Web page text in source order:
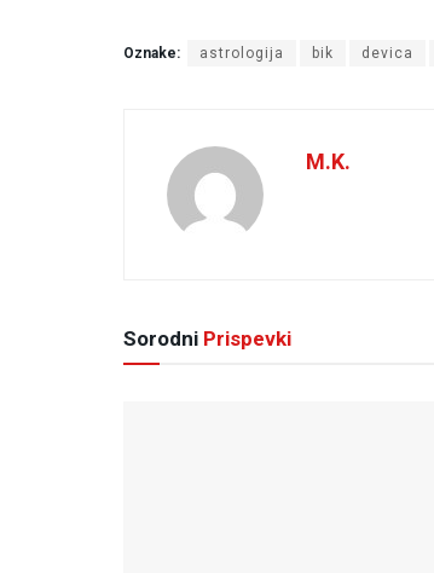
Oznake: astrologija bik devica
M.K.
Sorodni Prispevki